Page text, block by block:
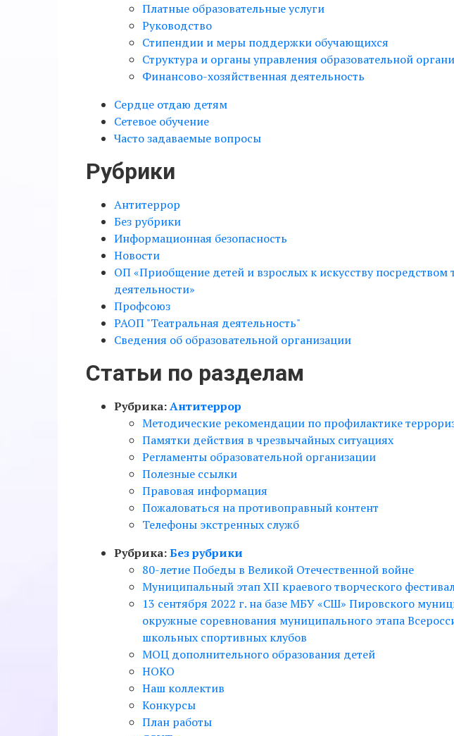
Платные образовательные услуги
Руководство
Стипендии и меры поддержки обучающихся
Структура и органы управления образовательной
Финансово-хозяйственная деятельность
Сердце отдаю детям
Сетевое обучение
Часто задаваемые вопросы
Рубрики
Антитеррор
Без рубрики
Информационная безопасность
Новости
ОП «Приобщение детей и взрослых к искусству посредством
деятельности»
Профсоюз
РАОП "Театральная деятельность"
Сведения об образовательной организации
Статьи по разделам
Рубрика:Антитеррор
Методические рекомендации по профилактике
Памятки действия в чрезвычайных ситуациях
Регламенты образовательной организации
Полезные ссылки
Правовая информация
Пожаловаться на противоправный контент
Телефоны экстренных служб
Рубрика:Без рубрики
80-летие Победы в Великой Отечественной войне
Муниципальный этап XII краевого творческого
13 сентября 2022 г. на базе МБУ «СШ» Пировского
окружные соревнования муниципального этапа
школьных спортивных клубов
МОЦ дополнительного образования детей
НОКО
Наш коллектив
Конкурсы
План работы